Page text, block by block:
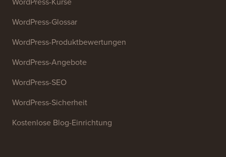
E-Mail-Signatur-Generator
27+ kostenlose Geschäftstools
Ressourcen
WordPress-Kurse
WordPress-Glossar
WordPress-Produktbewertungen